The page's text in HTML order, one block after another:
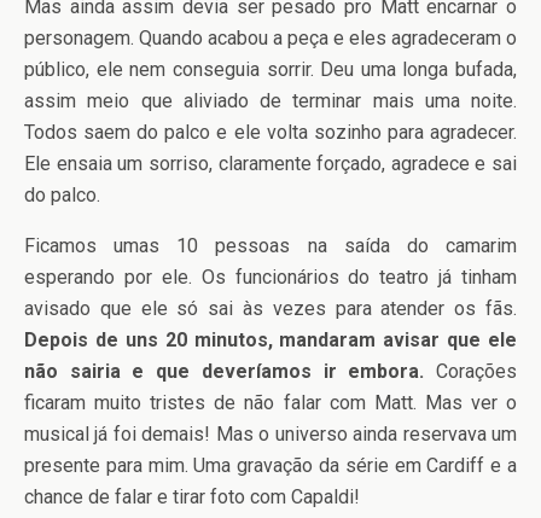
Mas ainda assim devia ser pesado pro Matt encarnar o
personagem. Quando acabou a peça e eles agradeceram o
público, ele nem conseguia sorrir. Deu uma longa bufada,
assim meio que aliviado de terminar mais uma noite.
Todos saem do palco e ele volta sozinho para agradecer.
Ele ensaia um sorriso, claramente forçado, agradece e sai
do palco.
Ficamos umas 10 pessoas na saída do camarim
esperando por ele. Os funcionários do teatro já tinham
avisado que ele só sai às vezes para atender os fãs.
Depois de uns 20 minutos, mandaram avisar que ele
não sairia e que deveríamos ir embora. Corações
ficaram muito tristes de não falar com Matt. Mas ver o
musical já foi demais! Mas o universo ainda reservava um
presente para mim. Uma gravação da série em Cardiff e a
chance de falar e tirar foto com Capaldi!